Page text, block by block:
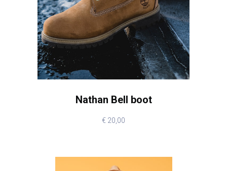
Nathan Bell boot
€ 20,00